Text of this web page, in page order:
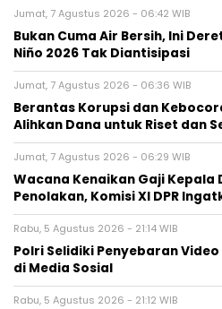
Jumat, 7 Agustus 2026 - 06:42 WIB
Bukan Cuma Air Bersih, Ini
Niño 2026 Tak Diantisipasi
Jumat, 7 Agustus 2026 - 06:36 WIB
Berantas Korupsi dan
Alihkan Dana untuk Riset dan
Jumat, 7 Agustus 2026 - 06:29 WIB
Wacana Kenaikan Gaji Kepala
Penolakan, Komisi XI DPR
Rabu, 5 Agustus 2026 - 21:14 WIB
Polri Selidiki Penyebaran
di Media Sosial
Rabu, 5 Agustus 2026 - 21:12 WIB